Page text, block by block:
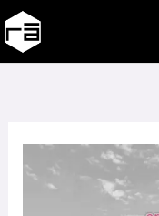
al
contenido
Sitio